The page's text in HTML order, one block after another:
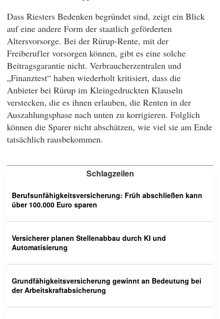
Dass Riesters Bedenken begründet sind, zeigt ein Blick
auf eine andere Form der staatlich geförderten
Altersvorsorge. Bei der Rürup-Rente, mit der
Freiberufler vorsorgen können, gibt es eine solche
Beitragsgarantie nicht. Verbraucherzentralen und
„Finanztest“ haben wiederholt kritisiert, dass die
Anbieter bei Rürup im Kleingedruckten Klauseln
verstecken, die es ihnen erlauben, die Renten in der
Auszahlungsphase nach unten zu korrigieren. Folglich
können die Sparer nicht abschätzen, wie viel sie am Ende
tatsächlich rausbekommen.
Schlagzeilen
Berufsunfähigkeitsversicherung: Früh abschließen kann
über 100.000 Euro sparen
Versicherer planen Stellenabbau durch KI und
Automatisierung
Grundfähigkeitsversicherung gewinnt an Bedeutung bei
der Arbeitskraftabsicherung